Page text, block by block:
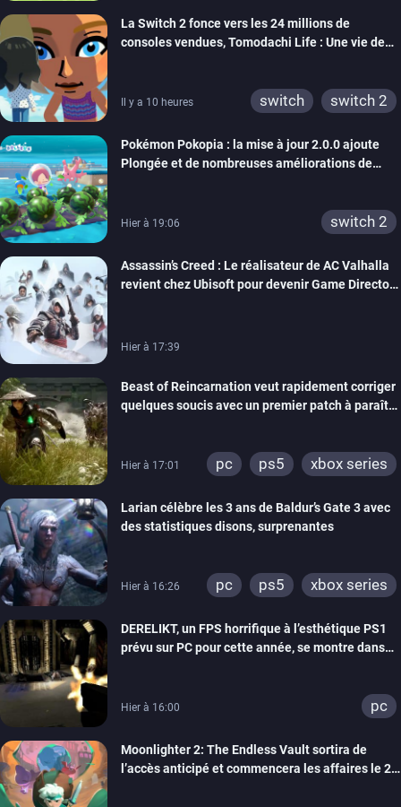
wiiu
3ds
ps3
xbox 360
switch 2
La Switch 2 fonce vers les 24 millions de
consoles vendues, Tomodachi Life : Une vie de
Il y a 10 heures switch switch 2
Pokémon Pokopia : la mise à jour 2.0.0 ajoute
Plongée et de nombreuses améliorations de
Hier à 19:06 switch 2
Assassin’s Creed : Le réalisateur de AC Valhalla
revient chez Ubisoft pour devenir Game Director
Hier à 17:39
Beast of Reincarnation veut rapidement corriger
quelques soucis avec un premier patch à paraître
Hier à 17:01 pc ps5 xbox series
Larian célèbre les 3 ans de Baldur’s Gate 3 avec
des statistiques disons, surprenantes
Hier à 16:26 pc ps5 xbox series
DERELIKT, un FPS horrifique à l’esthétique PS1
prévu sur PC pour cette année, se montre dans
Hier à 16:00 pc
Moonlighter 2: The Endless Vault sortira de
l’accès anticipé et commencera les affaires le 2